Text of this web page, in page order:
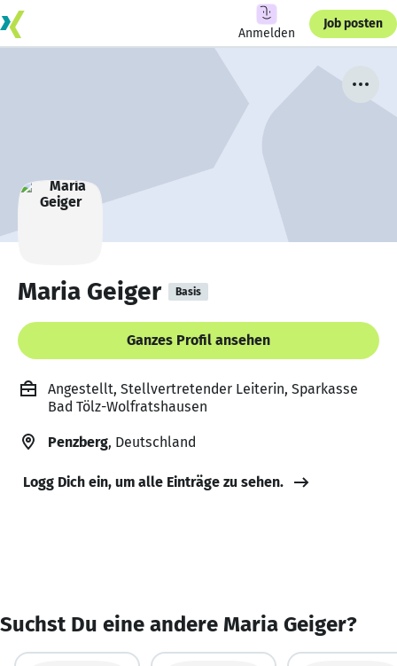
Anmelden
Job posten
Maria Geiger Basis
Ganzes Profil ansehen
Angestellt, Stellvertretender Leiterin, Sparkasse
Bad Tölz-Wolfratshausen
Penzberg, Deutschland
Logg Dich ein, um alle Einträge zu sehen.
Suchst Du eine andere Maria Geiger?